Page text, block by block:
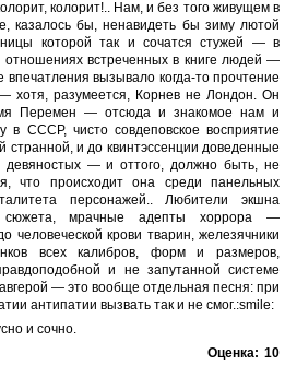
колорит!.. Нам, и без того живущем в
казалось бы, ненавидеть бы зиму лютой
которой так и сочатся стужей — в
отношениях встреченных в книге людей —
вызывало когда-то прочтение
хотя, разумеется, Корнев не Лондон. Он
Перемен — отсюда и знакомое нам и
в СССР, чисто совдеповское восприятие
странной, и до квинтэссенции доведенные
девяностых — и оттого, должно быть, не
что происходит она среди панельных
персонажей.. Любители экшна
сюжета, мрачные адепты хоррора —
человеческой крови тварин, железячники
всех калибров, форм и размеров,
и не запутанной системе
— это вообще отдельная песня: при
антипатии вызвать так и не смог.:smile:
и сочно.
Оценка: 10